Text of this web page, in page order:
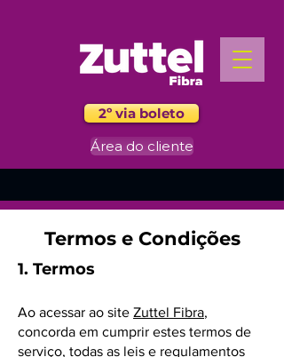
2º via boleto
Área do cliente
Termos e Condições
1. Termos
Ao acessar ao site Zuttel Fibra,
concorda em cumprir estes termos de
serviço, todas as leis e regulamentos